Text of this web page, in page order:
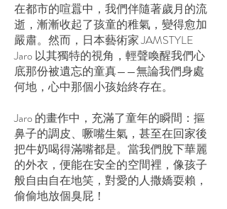
在都市的喧囂中，我們伴隨著歲月的流
逝，漸漸收起了孩童的稚氣，變得愈加
嚴肅。然而，日本藝術家 JAMSTYLE
Jaro 以其獨特的視角，輕聲喚醒我們心
底那份被遺忘的童真——無論我們身處
何地，心中那個小孩始終存在。
Jaro 的畫作中，充滿了童年的瞬間：摳
鼻子的調皮、噘嘴生氣，甚至在回家後
把牛奶喝得滿嘴都是。當我們脫下華麗
的外衣，便能在安全的空間裡，像孩子
般自由自在地笑，對愛的人撒嬌耍賴，
偷偷地放個臭屁！